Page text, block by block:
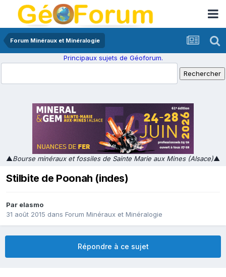
Forum Minéraux et Minéralogie
Principaux sujets de Géoforum.
▲Bourse minéraux et fossiles de Sainte Marie aux Mines (Alsace)▲
Stilbite de Poonah (indes)
Par elasmo
31 août 2015 dans Forum Minéraux et Minéralogie
Répondre à ce sujet